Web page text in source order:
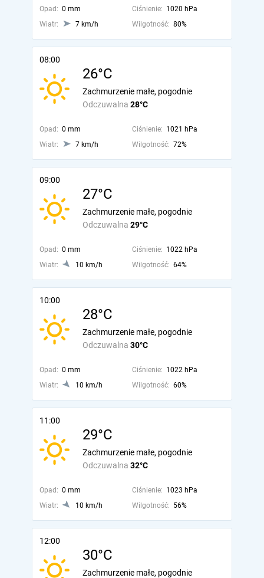
Opad: 0 mm Ciśnienie: 1020 hPa
Wiatr:
7 km/h Wilgotność: 80%
08:00
26°C
Odczuwalna 28°C
Zachmurzenie małe, pogodnie
Opad: 0 mm Ciśnienie: 1021 hPa
Wiatr:
7 km/h Wilgotność: 72%
09:00
27°C
Odczuwalna 29°C
Zachmurzenie małe, pogodnie
Opad: 0 mm Ciśnienie: 1022 hPa
Wiatr:
10 km/h Wilgotność: 64%
10:00
28°C
Odczuwalna 30°C
Zachmurzenie małe, pogodnie
Opad: 0 mm Ciśnienie: 1022 hPa
Wiatr:
10 km/h Wilgotność: 60%
11:00
29°C
Odczuwalna 32°C
Zachmurzenie małe, pogodnie
Opad: 0 mm Ciśnienie: 1023 hPa
Wiatr:
10 km/h Wilgotność: 56%
12:00
30°C
Zachmurzenie małe, pogodnie